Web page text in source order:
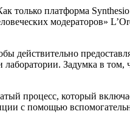
только платформа
модераторов»
действительно
лаборатории. Задумка в
процесс, который
с помощью